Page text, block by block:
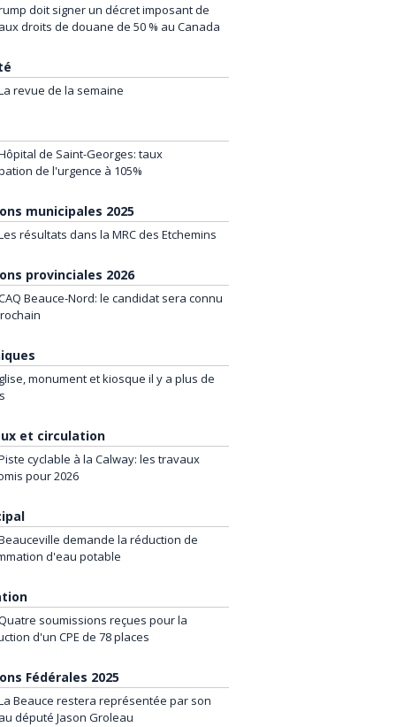
doit signer un décret imposant de
droits de douane de 50 % au Canada
revue de la semaine
de Saint-Georges: taux
de l'urgence à 105%
municipales 2025
résultats dans la MRC des Etchemins
provinciales 2026
Beauce-Nord: le candidat sera connu
monument et kiosque il y a plus de
et circulation
cyclable à la Calway: les travaux
pour 2026
demande la réduction de
d'eau potable
soumissions reçues pour la
d'un CPE de 78 places
Fédérales 2025
Beauce restera représentée par son
député Jason Groleau